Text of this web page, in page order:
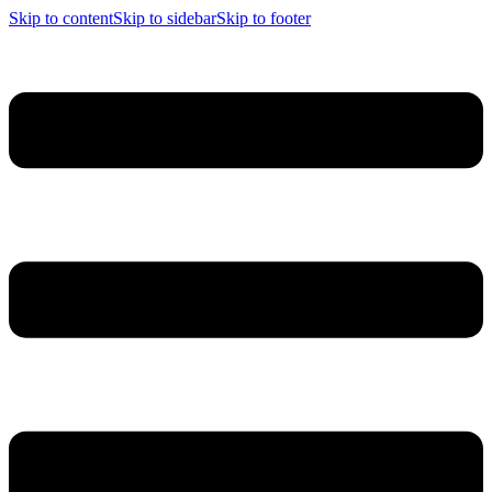
Skip to contentSkip to sidebarSkip to footer